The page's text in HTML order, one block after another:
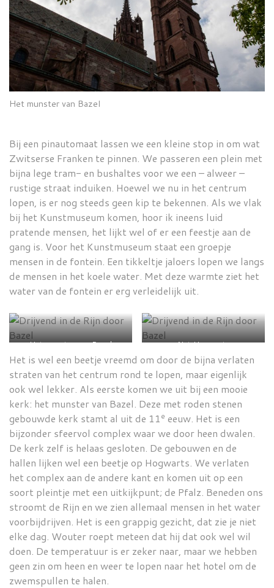
Het munster van Bazel
Bij een pinautomaat lassen we een kleine stop in om wat
Zwitserse Franken te pinnen. We passeren een plein met
bijna lege tram- en bushaltes voor we een – alweer –
rustige straat induiken. Hoewel we nu in het centrum
lopen, is er nog steeds geen kip te bekennen. Als we vlak
bij het Kunstmuseum komen, hoor ik ineens luid
pratende mensen, het lijkt wel of er een feestje aan de
gang is. Voor het Kunstmuseum staat een groepje
mensen in de fontein. Een tikkeltje jaloers lopen we langs
de mensen in het koele water. Met deze warmte ziet het
water van de fontein er erg verleidelijk uit.
Het munster van Bazel Net Howgarts
Het is wel een beetje vreemd om door de bijna verlaten
straten van het centrum rond te lopen, maar eigenlijk
ook wel lekker. Als eerste komen we uit bij een mooie
kerk: het munster van Bazel. Deze met roden stenen
gebouwde kerk stamt al uit de 11e eeuw. Het is een
bijzonder sfeervol complex waar we door heen dwalen.
De kerk zelf is helaas gesloten. De gebouwen en de
hallen lijken wel een beetje op Hogwarts. We verlaten
het complex aan de andere kant en komen uit op een
soort pleintje met een uitkijkpunt; de Pfalz. Beneden ons
stroomt de Rijn en we zien allemaal mensen in het water
voorbijdrijven. Het is een grappig gezicht, dat zie je niet
elke dag. Wouter roept meteen dat hij dat ook wel wil
doen. De temperatuur is er zeker naar, maar we hebben
geen zin om heen en weer te lopen naar het hotel om de
zwemspullen te halen.